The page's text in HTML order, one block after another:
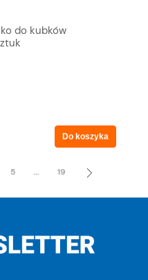
do kubków
Do koszyka
5 ... 19 »